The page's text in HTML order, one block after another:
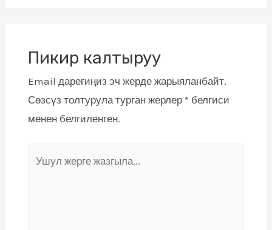
Пикир калтыруу
Email дарегиңиз эч жерде жарыяланбайт.
Сөзсүз толтурула турган жерлер * белгиси
менен белгиленген.